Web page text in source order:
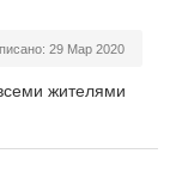
29 Мар 2020
жителями